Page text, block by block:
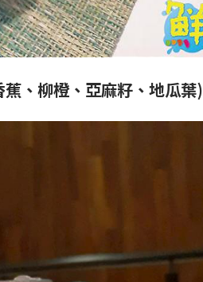
、柳橙、亞麻籽、地瓜葉)